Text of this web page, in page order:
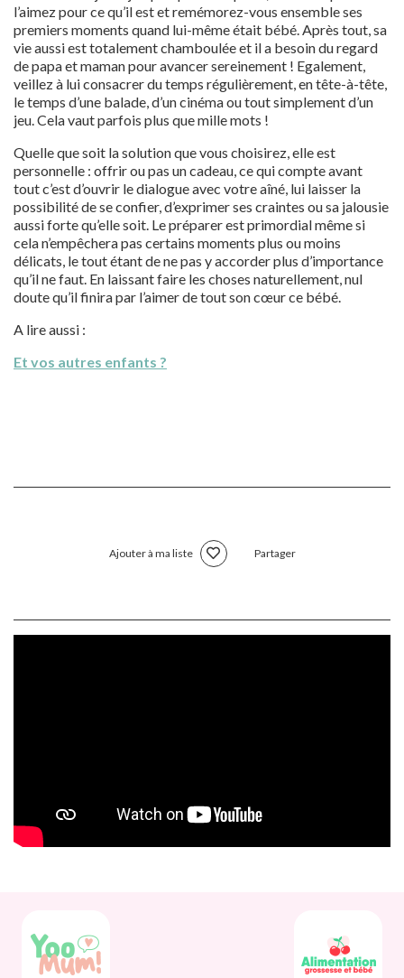
l’aimez pour ce qu’il est et remémorez-vous ensemble ses
premiers moments quand lui-même était bébé. Après tout, sa
vie aussi est totalement chamboulée et il a besoin du regard
de papa et maman pour avancer sereinement ! Egalement,
veillez à lui consacrer du temps régulièrement, en tête-à-tête,
le temps d’une balade, d’un cinéma ou tout simplement d’un
jeu. Cela vaut parfois plus que mille mots !
Quelle que soit la solution que vous choisirez, elle est
personnelle : offrir ou pas un cadeau, ce qui compte avant
tout c’est d’ouvrir le dialogue avec votre aîné, lui laisser la
possibilité de se confier, d’exprimer ses craintes ou sa jalousie
aussi forte qu’elle soit. Le préparer est primordial même si
cela n’empêchera pas certains moments plus ou moins
délicats, le tout étant de ne pas y accorder plus d’importance
qu’il ne faut. En laissant faire les choses naturellement, nul
doute qu’il finira par l’aimer de tout son cœur ce bébé.
A lire aussi :
Et vos autres enfants ?
Ajouter à ma liste Partager